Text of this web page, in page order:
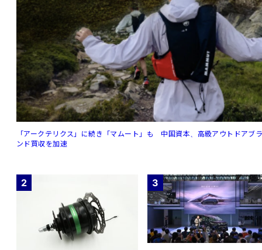
「アークテリクス」に続き「マムート」も 中国資本、高級アウトドアブ
ンド買収を加速
2 3